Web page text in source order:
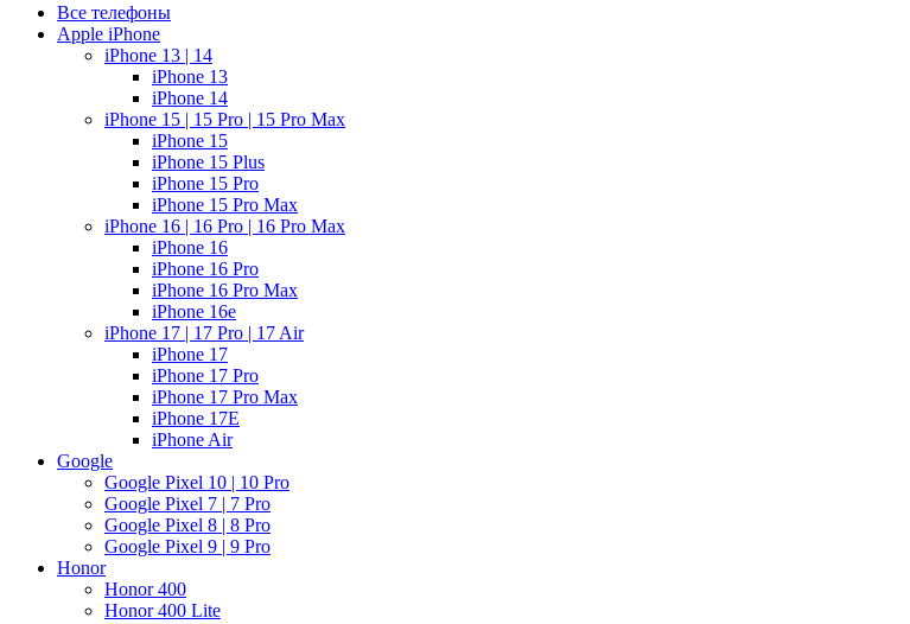
Все телефоны
Apple iPhone
iPhone 13 | 14
iPhone 13
iPhone 14
iPhone 15 | 15 Pro | 15 Pro Max
iPhone 15
iPhone 15 Plus
iPhone 15 Pro
iPhone 15 Pro Max
iPhone 16 | 16 Pro | 16 Pro Max
iPhone 16
iPhone 16 Pro
iPhone 16 Pro Max
iPhone 16e
iPhone 17 | 17 Pro | 17 Air
iPhone 17
iPhone 17 Pro
iPhone 17 Pro Max
iPhone 17E
iPhone Air
Google
Google Pixel 10 | 10 Pro
Google Pixel 7 | 7 Pro
Google Pixel 8 | 8 Pro
Google Pixel 9 | 9 Pro
Honor
Honor 400
Honor 400 Lite